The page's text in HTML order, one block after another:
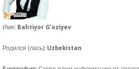
Имя: Bahtiyor G’oziyev
Родился (лась): Uzbekistan